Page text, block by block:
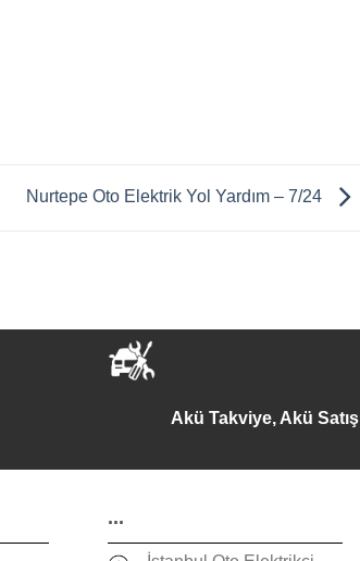
Nurtepe Oto Elektrik Yol Yardım – 7/24
Akü Takviye, Akü Satış
...